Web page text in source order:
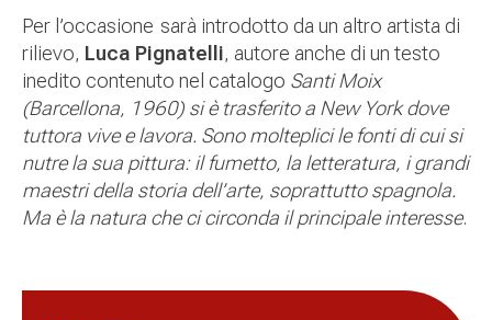
Per l’occasione sarà introdotto da un altro artista di
rilievo, Luca Pignatelli, autore anche di un testo
inedito contenuto nel catalogo Santi Moix
(Barcellona, 1960) si è trasferito a New York dove
tuttora vive e lavora. Sono molteplici le fonti di cui si
nutre la sua pittura: il fumetto, la letteratura, i grandi
maestri della storia dell’arte, soprattutto spagnola.
Ma è la natura che ci circonda il principale interesse.